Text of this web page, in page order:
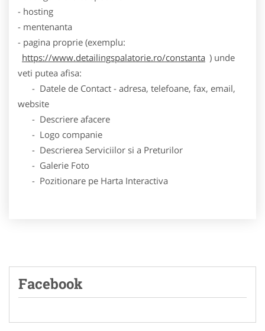
- hosting
- mentenanta
- pagina proprie (exemplu:
https://www.detailingspalatorie.ro/constanta ) unde
veti putea afisa:
- Datele de Contact - adresa, telefoane, fax, email,
website
- Descriere afacere
- Logo companie
- Descrierea Serviciilor si a Preturilor
- Galerie Foto
- Pozitionare pe Harta Interactiva
Facebook